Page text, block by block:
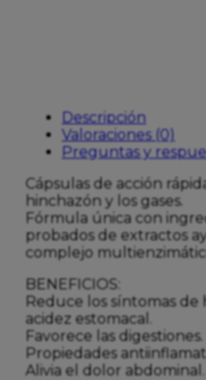
Descripción
Valoraciones (0)
Preguntas y
Cápsulas de acción
hinchazón y los gases.
Fórmula única con
probados de extractos
complejo
BENEFICIOS:
Reduce los síntomas de
acidez estomacal.
Favorece las digestiones.
Propiedades
Alivia el dolor abdominal.